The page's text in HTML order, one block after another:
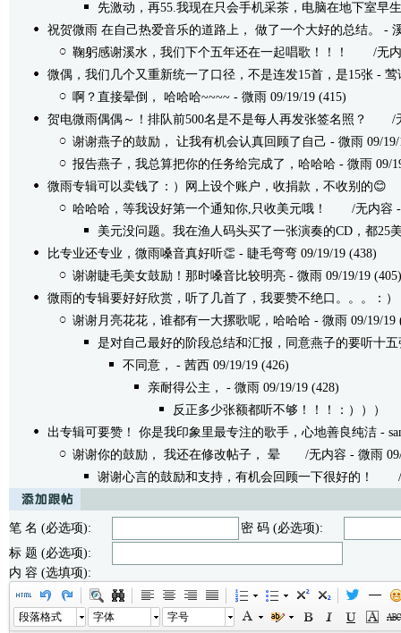
先激动，再55.我现在只会手机采茶，电脑在地下室早
祝贺微雨 在自己热爱音乐的道路上， 做了一个大好的总结。
-
鞠躬感谢溪水，我们下个五年还在一起唱歌！！！
/无内
微偶，我们几个又重新统一了口径，不是连发15首，是15张 - 莺
啊？直接晕倒， 哈哈哈~~~~ - 微雨 09/19/19 (415)
贺电微雨偶偶～！排队前500名是不是每人再发张签名照？
/无
谢谢燕子的鼓励， 让我有机会认真回顾了自己 - 微雨 09/
报告燕子，我总算把你的任务给完成了，哈哈哈 - 微雨 09/
微雨专辑可以卖钱了：）网上设个账户，收捐款，不收别的😊
哈哈哈，等我设好第一个通知你,只收美元哦！
/无内容 -
美元没问题。​我在渔人码头买了一张演奏的CD，都25
比专业还专业，微雨嗓音真好听👏 - 睫毛弯弯 09/19/19 (438)
谢谢睫毛美女鼓励！那时嗓音比较明亮 - 微雨 09/19/19 (405)
微雨的专辑要好好欣赏，听了几首了，我要赞不绝口。。。：）
谢谢月亮花花，谁都有一大摞歌呢，哈哈哈 - 微雨 09/19/19
是对自己最好的阶段总结和汇报，同意燕子的要听十
不同意，
- 茜西 09/19/19 (426)
亲耐得公主，
- 微雨 09/19/19 (428)
反正多少张额都听不够！！！：）））
出专辑可要赞！ 你是我印象里最专注的歌手，心地善良纯洁 -
谢谢你的鼓励， 我还在修改帖子， 晕 /无内容 - 微雨 09/
谢谢心言的鼓励和支持，有机会回顾一下很好的！
/无
笔 名 (必选项):
密 码 (必选项):
标 题 (必选项):
内 容 (选填项):
段落格式 字体 字号